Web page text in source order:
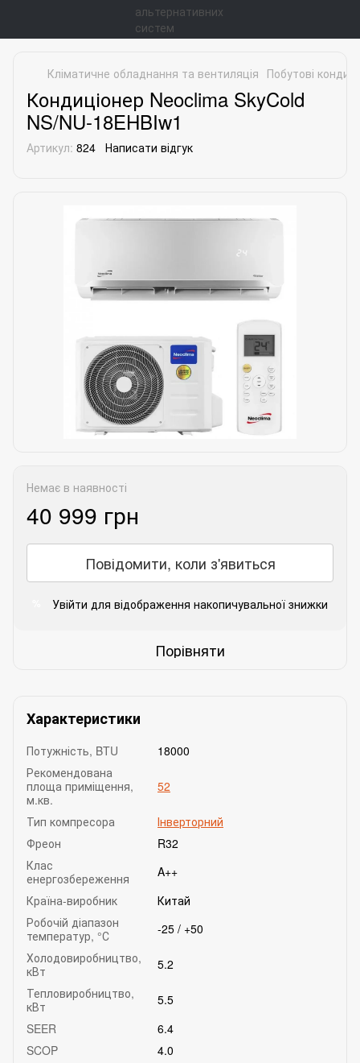
Кліматичне обладнання та вентиляція Побутові
Кондиціонер Neoclima SkyCold
NS/NU-18EHBIw1
Артикул: 824 Написати відгук
Немає в наявності
40 999 грн
Повідомити, коли з'явиться
Увійти для відображення накопичувальної знижки
Порівняти
Характеристики
Потужність, BTU
18000
Рекомендована
площа приміщення,
м.кв.
52
Тип компресора
Інверторний
Фреон
R32
Клас
енергозбереження
A++
Країна-виробник
Китай
Робочій діапазон
температур, °С
-25 / +50
Холодовиробництво,
кВт
5.2
Тепловиробництво,
кВт
5.5
SEER
6.4
SCOP
4.0